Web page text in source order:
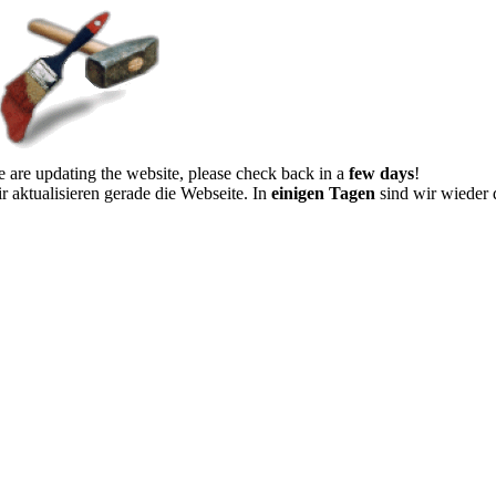
are updating the website, please check back in a few days!
aktualisieren gerade die Webseite. In einigen Tagen sind wir wieder